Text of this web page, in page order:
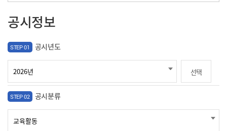
공시정보
STEP 01 공시년도
선택
STEP 02 공시분류